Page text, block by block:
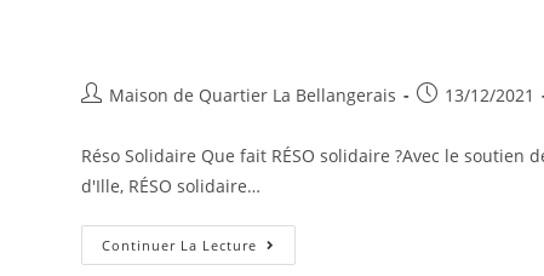
Auteur/autrice
la
Maison de Quartier La Bellangerais
Publication
13/12/2021
Réso Solidaire Que fait RÉSO solidaire ?Avec le
d'Ille, RÉSO solidaire…
Continuer La Lecture Réseaux
Solidaires